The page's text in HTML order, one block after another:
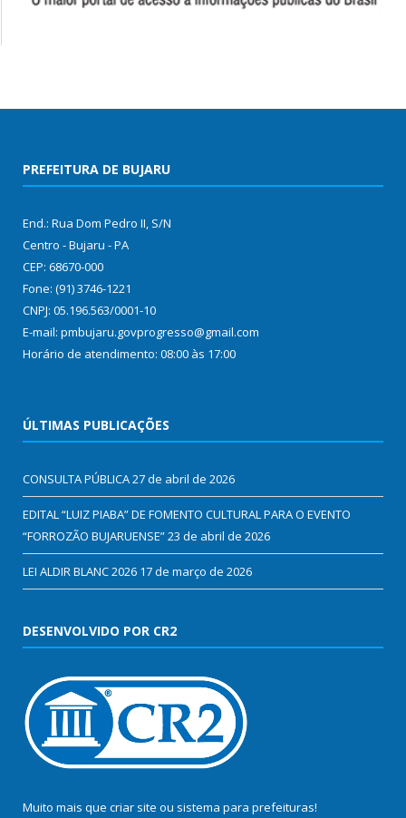
PREFEITURA DE BUJARU
End.: Rua Dom Pedro II, S/N
Centro - Bujaru - PA
CEP: 68670-000
Fone: (91) 3746-1221
CNPJ: 05.196.563/0001-10
E-mail: pmbujaru.govprogresso@gmail.com
Horário de atendimento: 08:00 às 17:00
ÚLTIMAS PUBLICAÇÕES
CONSULTA PÚBLICA27 de abril de 2026
EDITAL “LUIZ PIABA” DE FOMENTO CULTURAL PARA O EVENTO
“FORROZÃO BUJARUENSE”23 de abril de 2026
LEI ALDIR BLANC 2026 17 de março de 2026
DESENVOLVIDO POR CR2
Muito mais que criar site ou sistema para prefeituras!